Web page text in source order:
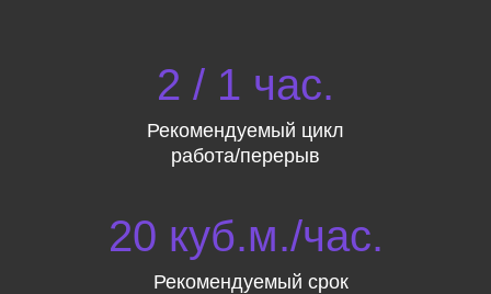
2 / 1 час.
Рекомендуемый цикл
работа/перерыв
20 куб.м./час.
Рекомендуемый срок